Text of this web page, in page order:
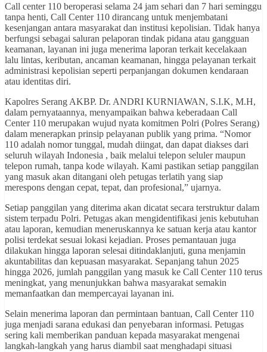
Call center 110 beroperasi selama 24 jam sehari dan 7 hari seminggu
tanpa henti, Call Center 110 dirancang untuk menjembatani
kesenjangan antara masyarakat dan institusi kepolisian. Tidak hanya
berfungsi sebagai saluran pelaporan tindak pidana atau gangguan
keamanan, layanan ini juga menerima laporan terkait kecelakaan
lalu lintas, keributan, ancaman keamanan, hingga pelayanan terkait
administrasi kepolisian seperti perpanjangan dokumen kendaraan
atau identitas diri.
Kapolres Serang AKBP. Dr. ANDRI KURNIAWAN, S.I.K, M.H,
dalam pernyataannya, menyampaikan bahwa keberadaan Call
Center 110 merupakan wujud nyata komitmen Polri (Polres Serang)
dalam menerapkan prinsip pelayanan publik yang prima. “Nomor
110 adalah nomor tunggal, mudah diingat, dan dapat diakses dari
seluruh wilayah Indonesia , baik melalui telepon seluler maupun
telepon rumah, tanpa kode wilayah. Kami pastikan setiap panggilan
yang masuk akan ditangani oleh petugas terlatih yang siap
merespons dengan cepat, tepat, dan profesional,” ujarnya.
Setiap panggilan yang diterima akan dicatat secara terstruktur dalam
sistem terpadu Polri. Petugas akan mengidentifikasi jenis kebutuhan
atau laporan, kemudian meneruskannya ke satuan kerja atau kantor
polisi terdekat sesuai lokasi kejadian. Proses pemantauan juga
dilakukan hingga laporan selesai ditindaklanjuti, guna menjamin
akuntabilitas dan kepuasan masyarakat. Sepanjang tahun 2025
hingga 2026, jumlah panggilan yang masuk ke Call Center 110 terus
meningkat, yang menunjukkan bahwa masyarakat semakin
memanfaatkan dan mempercayai layanan ini.
Selain menerima laporan dan permintaan bantuan, Call Center 110
juga menjadi sarana edukasi dan penyebaran informasi. Petugas
sering kali memberikan panduan kepada masyarakat mengenai
langkah-langkah yang harus diambil saat menghadapi situasi